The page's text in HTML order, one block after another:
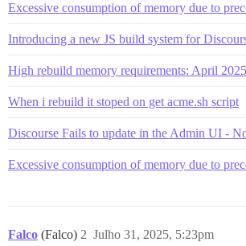
Excessive consumption of memory due to
Introducing a new JS build system for
High rebuild memory requirements: April
When i rebuild it stoped on get acme.sh script
Discourse Fails to update in the Admin UI -
Excessive consumption of memory due to
Falco (Falco) Julho 31, 2025, 5:23pm
2